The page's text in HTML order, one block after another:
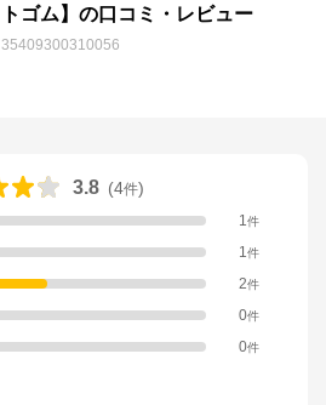
トゴム】の口コミ・レビュー
35409300310056
3.8 (4件)
1件
1件
2件
0件
0件